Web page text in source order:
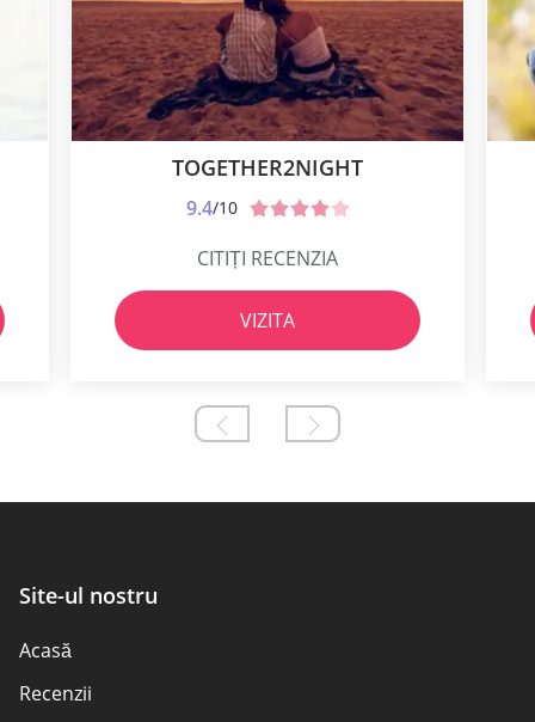
TOGETHER2NIGHT
9.4/10
CITIȚI RECENZIA
VIZITA
Site-ul nostru
Acasă
Recenzii